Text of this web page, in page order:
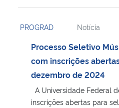
PROGRAD Notícia
Processo Seletivo
com inscrições
dezembro de 2024
A Universidade Federal
inscrições abertas para